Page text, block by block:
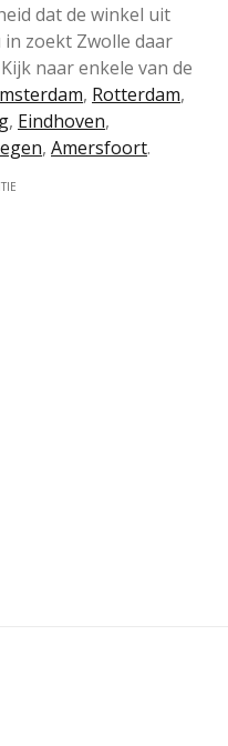
dat de winkel uit
zoekt Zwolle daar
naar enkele van de
, Rotterdam,
, Eindhoven,
, Amersfoort.